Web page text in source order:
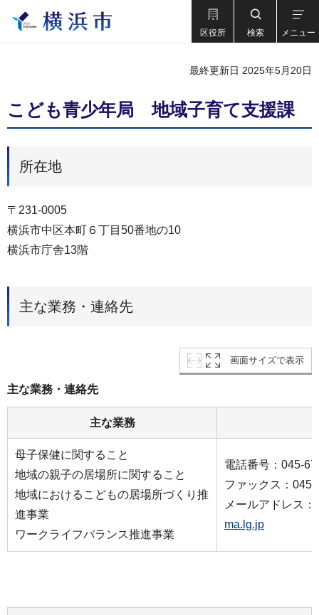
区役所 検索 メニュー
最終更新日 2025年5月20日
こども青少年局 地域子育て支援課
所在地
〒231-0005
横浜市中区本町６丁目50番地の10
横浜市庁舎13階
主な業務・連絡先
画面サイズで表示
主な業務・連絡先
主な業務
母子保健に関すること
地域の親子の居場所に関すること
地域におけるこどもの居場所づくり推
進事業
ワークライフバランス推進事業
電話番号：045-
ファックス：045-
メールアドレス：
ma.lg.jp